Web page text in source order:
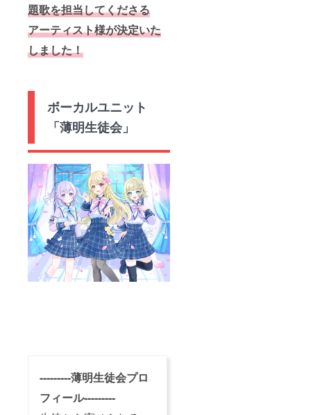
題歌を担当してくださる
アーティスト様が決定いた
しました！
ボーカルユニット
「薄明生徒会」
---------薄明生徒会プロ
フィール---------